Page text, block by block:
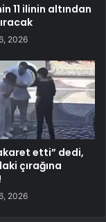
11 ilinin altından
2026
etti” dedi,
çırağına
2026